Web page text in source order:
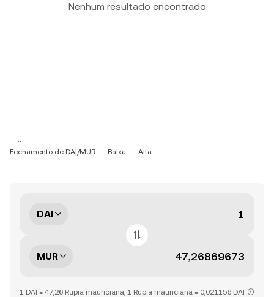
Nenhum resultado encontrado
-- ~ --
Fechamento de DAI/MUR: -- Baixa: -- Alta: --
DAI
MUR
1 DAI = 47,26 Rupia mauriciana, 1 Rupia mauriciana = 0,021156 DAI